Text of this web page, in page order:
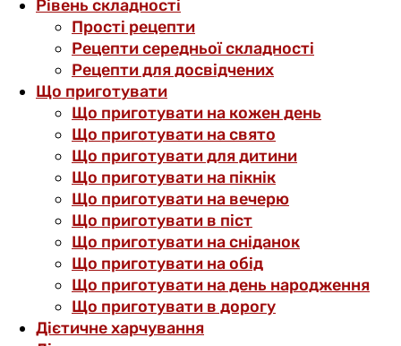
Рівень складності
Прості рецепти
Рецепти середньої складності
Рецепти для досвідчених
Що приготувати
Що приготувати на кожен день
Що приготувати на свято
Що приготувати для дитини
Що приготувати на пікнік
Що приготувати на вечерю
Що приготувати в піст
Що приготувати на сніданок
Що приготувати на обід
Що приготувати на день народження
Що приготувати в дорогу
Дієтичне харчування